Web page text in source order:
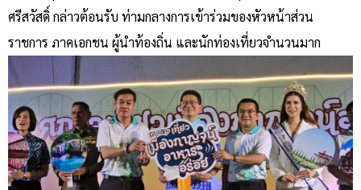
ศรีสวัสดิ์ กล่าวต้อนรับ ท่ามกลางการเข้าร่วมของหัวหน้าส่วน
ราชการ ภาคเอกชน ผู้นำท้องถิ่น และนักท่องเที่ยวจำนวนมาก